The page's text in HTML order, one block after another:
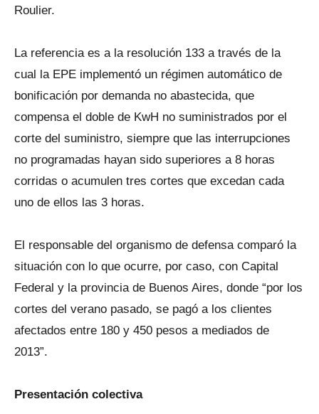
Roulier.
La referencia es a la resolución 133 a través de la
cual la EPE implementó un régimen automático de
bonificación por demanda no abastecida, que
compensa el doble de KwH no suministrados por el
corte del suministro, siempre que las interrupciones
no programadas hayan sido superiores a 8 horas
corridas o acumulen tres cortes que excedan cada
uno de ellos las 3 horas.
El responsable del organismo de defensa comparó la
situación con lo que ocurre, por caso, con Capital
Federal y la provincia de Buenos Aires, donde “por los
cortes del verano pasado, se pagó a los clientes
afectados entre 180 y 450 pesos a mediados de
2013”.
Presentación colectiva